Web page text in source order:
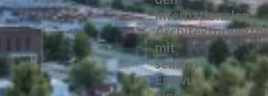
internationalen
mit
seinem
Entwurf